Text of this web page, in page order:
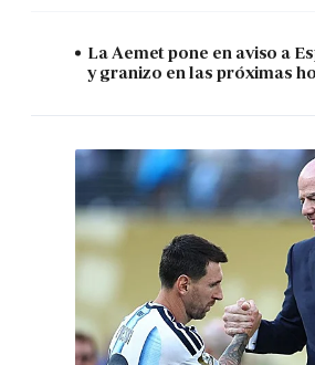
La Aemet pone en aviso a
y granizo en las próximas